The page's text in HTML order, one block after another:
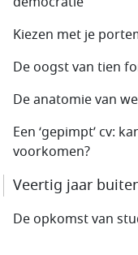
Kiezen met je
De oogst van tien
De anatomie van
Een ‘gepimpt’ cv:
voorkomen?
Veertig jaar
De opkomst van